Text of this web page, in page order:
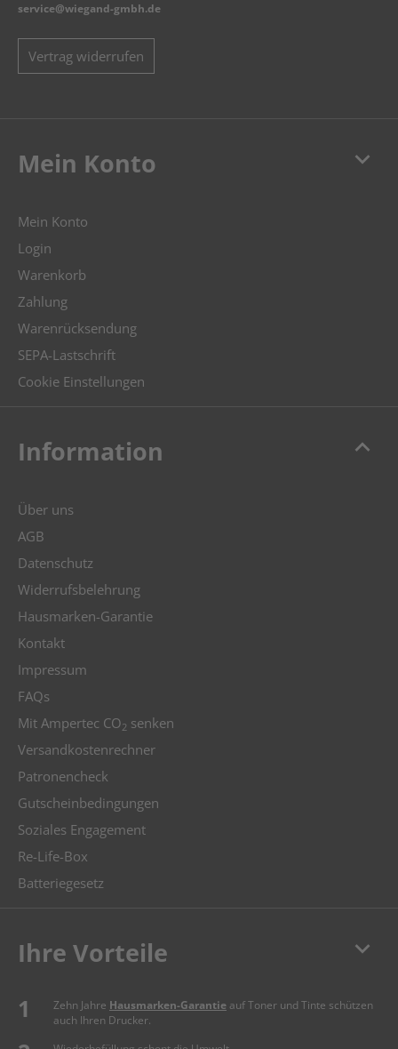
service@wiegand-gmbh.de
Vertrag widerrufen
keyboard_arrow_down
Mein Konto
Mein Konto
Login
Warenkorb
Zahlung
Warenrücksendung
SEPA-Lastschrift
Cookie Einstellungen
keyboard_arrow_up
Information
Über uns
AGB
Datenschutz
Widerrufsbelehrung
Hausmarken-Garantie
Kontakt
Impressum
FAQs
Mit Ampertec CO2 senken
Versandkostenrechner
Patronencheck
Gutscheinbedingungen
Soziales Engagement
Re-Life-Box
Batteriegesetz
keyboard_arrow_down
Ihre Vorteile
Zehn Jahre Hausmarken-Garantie auf Toner und Tinte schützen
auch Ihren Drucker.